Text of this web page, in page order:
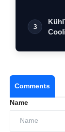
3
Comments
Name